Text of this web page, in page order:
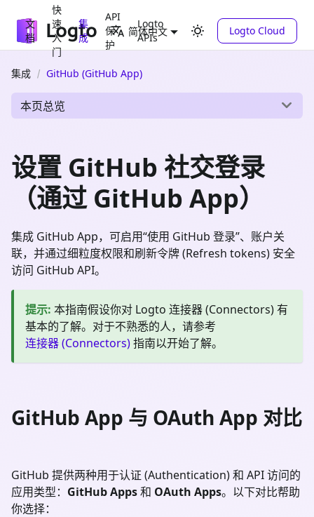
文
档
快
速
入
门
集
成
API
保
护
Logto
APIs
简体中文 Logto Cloud
集成 GitHub (GitHub App)
本页总览
设置 GitHub 社交登录
（通过 GitHub App）
集成 GitHub App，可启用“使用 GitHub 登录”、账户关
联，并通过细粒度权限和刷新令牌 (Refresh tokens) 安全
访问 GitHub API。
提示: 本指南假设你对 Logto 连接器 (Connectors) 有
基本的了解。对于不熟悉的人，请参考
连接器 (Connectors)指南以开始了解。
GitHub App 与 OAuth App 对比
GitHub 提供两种用于认证 (Authentication) 和 API 访问的
应用类型： GitHub Apps和 OAuth Apps。以下对比帮助
你选择：